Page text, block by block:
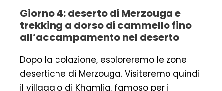
Giorno 4: deserto di Merzouga e
trekking a dorso di cammello fino
all’accampamento nel deserto
Dopo la colazione, esploreremo le zone
desertiche di Merzouga. Visiteremo quindi
il villaggio di Khamlia, famoso per i